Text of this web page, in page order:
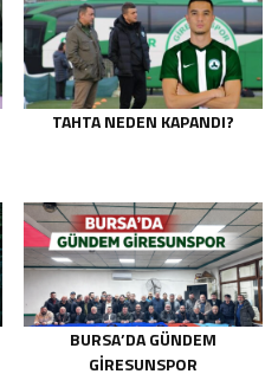
TAHTA NEDEN KAPANDI?
BURSA’DA GÜNDEM
GIRESUNSPOR